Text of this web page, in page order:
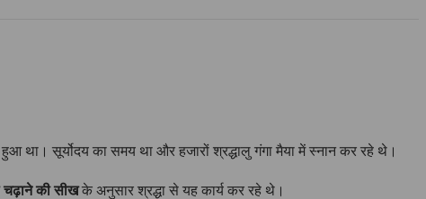
था। सूर्योदय का समय था और हजारों श्रद्धालु गंगा मैया में स्नान कर रहे थे।
चढ़ाने की सीखके अनुसार श्रद्धा से यह कार्य कर रहे थे।